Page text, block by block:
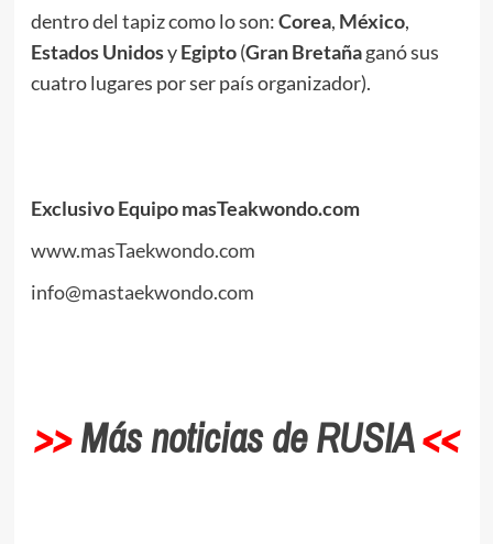
dentro del tapiz como lo son:Corea, México,
Estados UnidosyEgipto(Gran Bretañaganó sus
cuatro lugares por ser país organizador).
Exclusivo Equipo masTeakwondo.com
www.masTaekwondo.com
info@mastaekwondo.com
>>Más noticias de RUSIA<<